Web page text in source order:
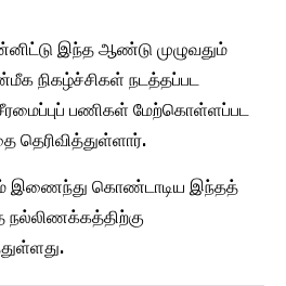
இந்த ஆண்டு முழுவதும்
நிகழ்ச்சிகள் நடத்தப்பட
பணிகள் மேற்கொள்ளப்பட
தெரிவித்துள்ளார்.
இணைந்து கொண்டாடிய இந்தத்
நல்லிணக்கத்திற்கு